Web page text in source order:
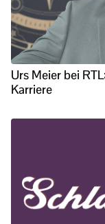
Urs Meier bei
Karriere